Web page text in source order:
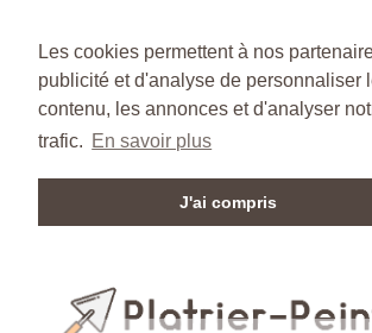
Les cookies permettent à nos
publicité et d'analyse de personnaliser
contenu, les annonces et d'analyser
trafic. En savoir plus
J'ai compris